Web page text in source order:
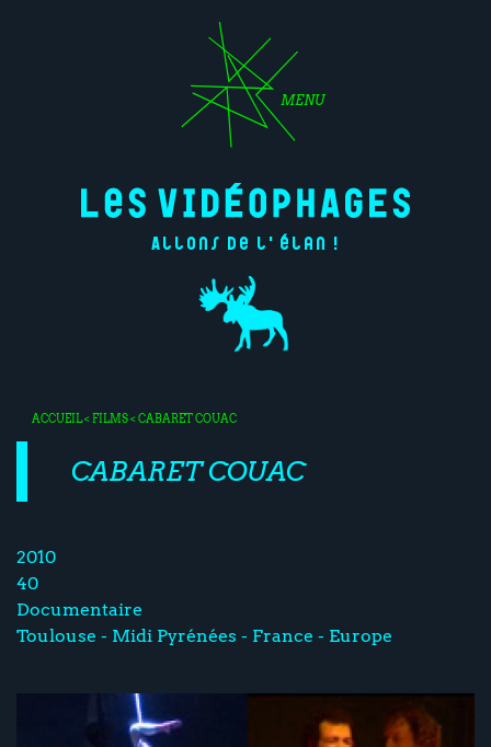
MENU
Allons de l'élan !
ACCUEIL< FILMS< CABARET COUAC
CABARET COUAC
2010
40
Documentaire
Toulouse - Midi Pyrénées - France - Europe